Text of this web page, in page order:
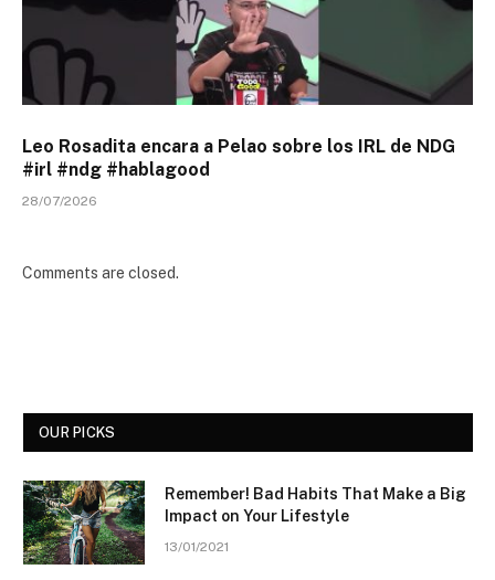
Leo Rosadita encara a Pelao sobre los IRL de NDG
#irl #ndg #hablagood
28/07/2026
Comments are closed.
OUR PICKS
Remember! Bad Habits That Make a Big
Impact on Your Lifestyle
13/01/2021